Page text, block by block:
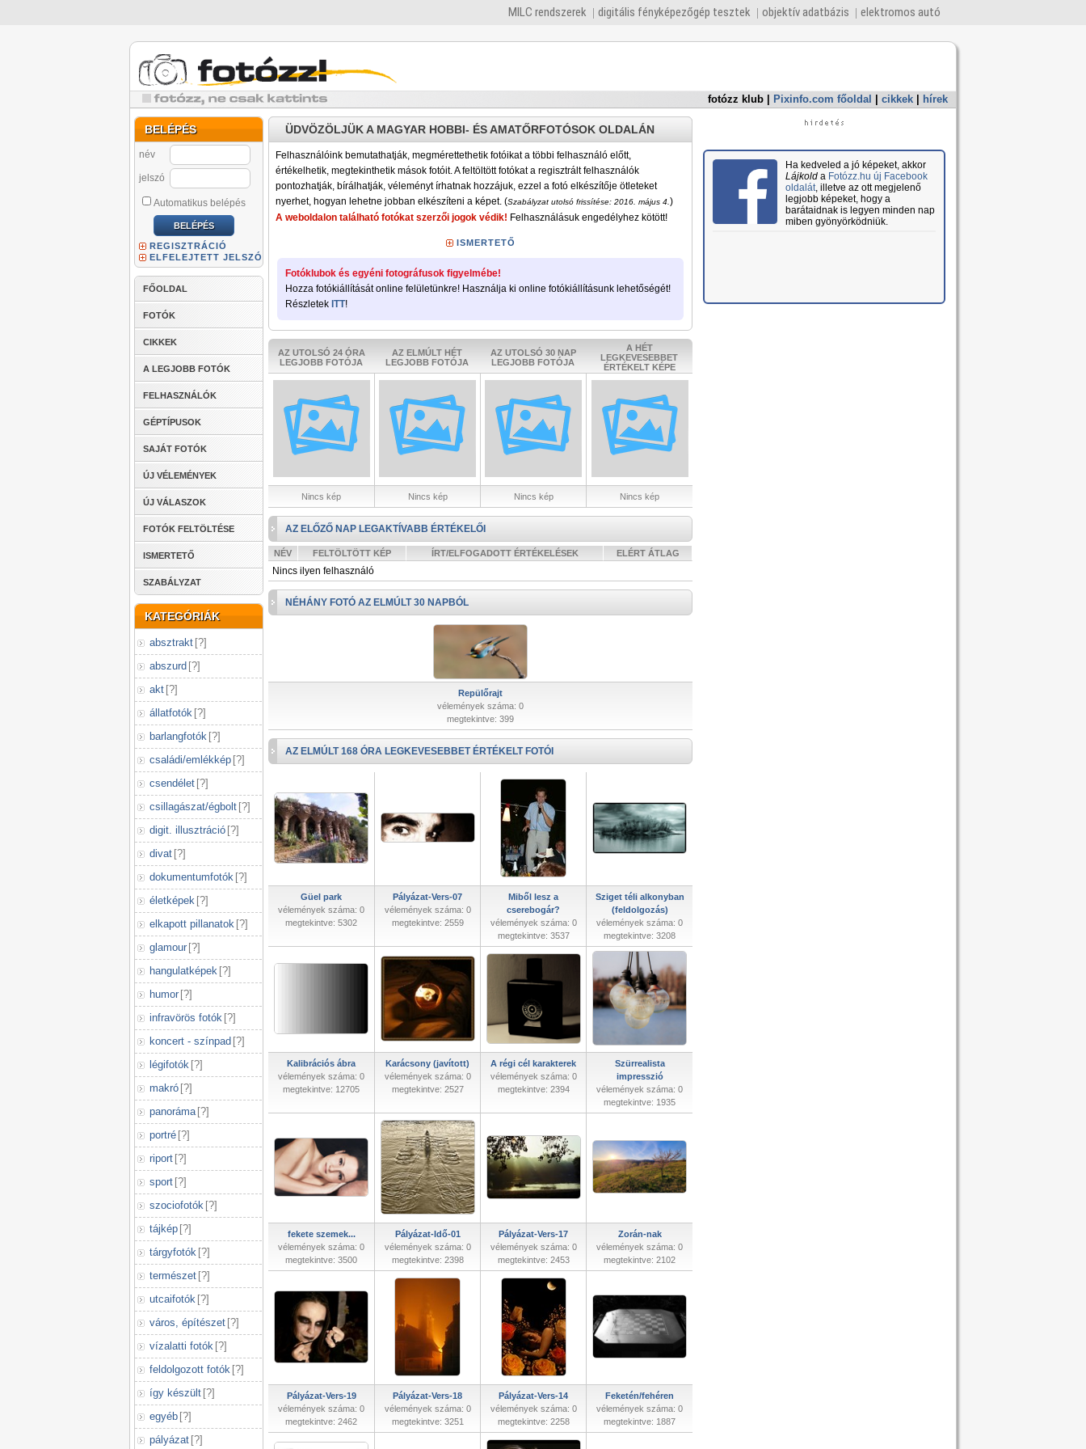
MILC rendszerek digitális fényképezőgép tesztek objektív adatbázis elektromos autó
fotózz klub Pixinfo.com főoldal cikkek hírek
BELÉPÉS
név
jelszó
Automatikus belépés
REGISZTRÁCIÓ
ELFELEJTETT JELSZÓ
FŐOLDAL
FOTÓK
CIKKEK
A LEGJOBB FOTÓK
FELHASZNÁLÓK
GÉPTÍPUSOK
SAJÁT FOTÓK
ÚJ VÉLEMÉNYEK
ÚJ VÁLASZOK
FOTÓK FELTÖLTÉSE
ISMERTETŐ
SZABÁLYZAT
KATEGÓRIÁK
absztrakt [?]
abszurd [?]
akt [?]
állatfotók [?]
barlangfotók [?]
családi/emlékkép [?]
csendélet [?]
csillagászat/égbolt [?]
digit. illusztráció [?]
divat [?]
dokumentumfotók [?]
életképek [?]
elkapott pillanatok [?]
glamour [?]
hangulatképek [?]
humor [?]
infravörös fotók [?]
koncert - színpad [?]
légifotók [?]
makró [?]
panoráma [?]
portré [?]
riport [?]
sport [?]
szociofotók [?]
tájkép [?]
tárgyfotók [?]
természet [?]
utcaifotók [?]
város, építészet [?]
vízalatti fotók [?]
feldolgozott fotók [?]
így készült [?]
egyéb [?]
pályázat [?]
ÜDVÖZÖLJÜK A MAGYAR HOBBI- ÉS AMATŐRFOTÓSOK OLDALÁN
Felhasználóink bemutathatják, megmérettethetik fotóikat a többi felhasználó előtt,
értékelhetik, megtekinthetik mások fotóit. A feltöltött fotókat a regisztrált felhasználók
pontozhatják, bírálhatják, véleményt írhatnak hozzájuk, ezzel a fotó elkészítője ötleteket
nyerhet, hogyan lehetne jobban elkészíteni a képet. (Szabályzat utolsó frissítése: 2016. május 4. )
A weboldalon található fotókat szerzői jogok védik! Felhasználásuk engedélyhez kötött!
ISMERTETŐ
Fotóklubok és egyéni fotográfusok figyelmébe!
Hozza fotókiállítását online felületünkre! Használja ki online fotókiállításunk lehetőségét!
Részletek ITT!
AZ UTOLSÓ 24 ÓRA
LEGJOBB FOTÓJA
AZ ELMÚLT HÉT
LEGJOBB FOTÓJA
AZ UTOLSÓ 30 NAP
LEGJOBB FOTÓJA
A HÉT
LEGKEVESEBBET
ÉRTÉKELT KÉPE
Nincs kép Nincs kép Nincs kép Nincs kép
AZ ELŐZŐ NAP LEGAKTÍVABB ÉRTÉKELŐI
NÉV FELTÖLTÖTT KÉP ÍRT/ELFOGADOTT ÉRTÉKELÉSEK ELÉRT ÁTLAG
Nincs ilyen felhasználó
NÉHÁNY FOTÓ AZ ELMÚLT 30 NAPBÓL
Repülőrajt
vélemények száma: 0
megtekintve: 399
AZ ELMÚLT 168 ÓRA LEGKEVESEBBET ÉRTÉKELT FOTÓI
Güel park
vélemények száma: 0
megtekintve: 5302
Pályázat-Vers-07
vélemények száma: 0
megtekintve: 2559
Miből lesz a
cserebogár?
vélemények száma: 0
megtekintve: 3537
Sziget téli alkonyban
(feldolgozás)
vélemények száma: 0
megtekintve: 3208
Kalibrációs ábra
vélemények száma: 0
megtekintve: 12705
Karácsony (javított)
vélemények száma: 0
megtekintve: 2527
A régi cél karakterek
vélemények száma: 0
megtekintve: 2394
Szürrealista
impresszió
vélemények száma: 0
megtekintve: 1935
fekete szemek...
vélemények száma: 0
megtekintve: 3500
Pályázat-Idő-01
vélemények száma: 0
megtekintve: 2398
Pályázat-Vers-17
vélemények száma: 0
megtekintve: 2453
Zorán-nak
vélemények száma: 0
megtekintve: 2102
Pályázat-Vers-19
vélemények száma: 0
megtekintve: 2462
Pályázat-Vers-18
vélemények száma: 0
megtekintve: 3251
Pályázat-Vers-14
vélemények száma: 0
megtekintve: 2258
Feketén/fehéren
vélemények száma: 0
megtekintve: 1887
Ha kedveled a jó képeket, akkor
Lájkolda Fotózz.hu új Facebook
oldalát, illetve az ott megjelenő
legjobb képeket, hogy a
barátaidnak is legyen minden nap
miben gyönyörködniük.